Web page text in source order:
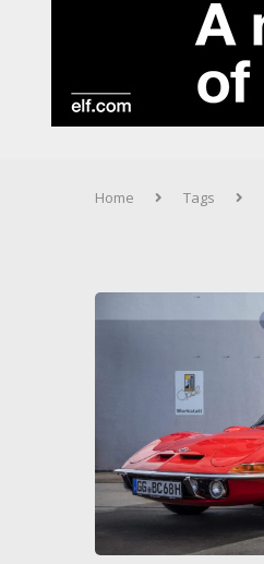
Home Tags